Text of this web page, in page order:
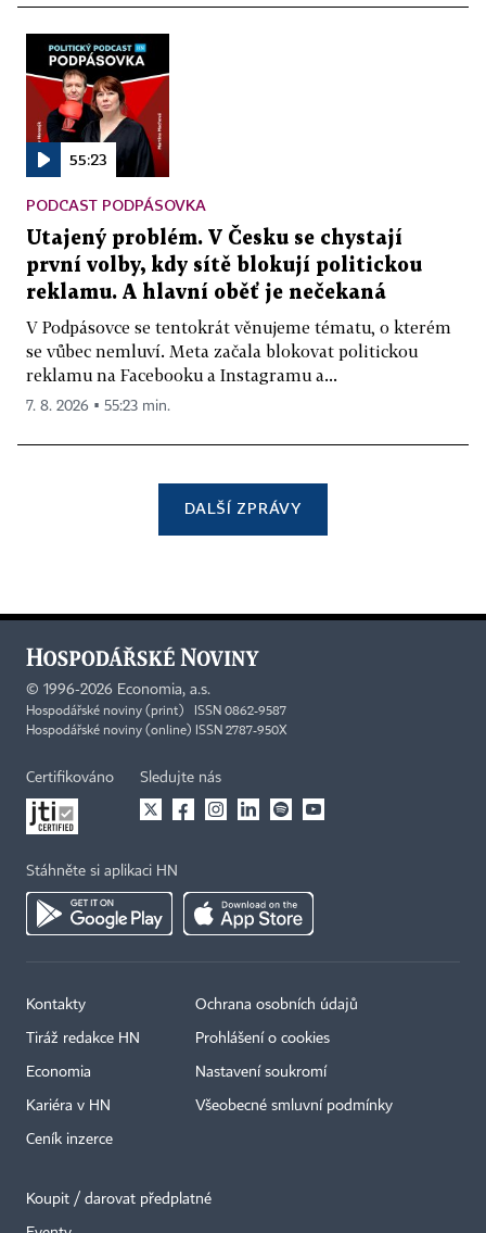
55:23
PODCAST PODPÁSOVKA
Utajený problém. V Česku se chystají
první volby, kdy sítě blokují politickou
reklamu. A hlavní oběť je nečekaná
V Podpásovce se tentokrát věnujeme tématu, o kterém
se vůbec nemluví. Meta začala blokovat politickou
reklamu na Facebooku a Instagramu a...
7. 8. 2026 ▪ 55:23 min.
DALŠÍ ZPRÁVY
© 1996-2026 Economia, a.s.
Hospodářské noviny (print) ISSN 0862-9587
Hospodářské noviny (online) ISSN 2787-950X
Certifikováno Sledujte nás
Stáhněte si aplikaci HN
Kontakty
Tiráž redakce HN
Economia
Kariéra v HN
Ceník inzerce
Ochrana osobních údajů
Prohlášení o cookies
Nastavení soukromí
Všeobecné smluvní podmínky
Koupit / darovat předplatné